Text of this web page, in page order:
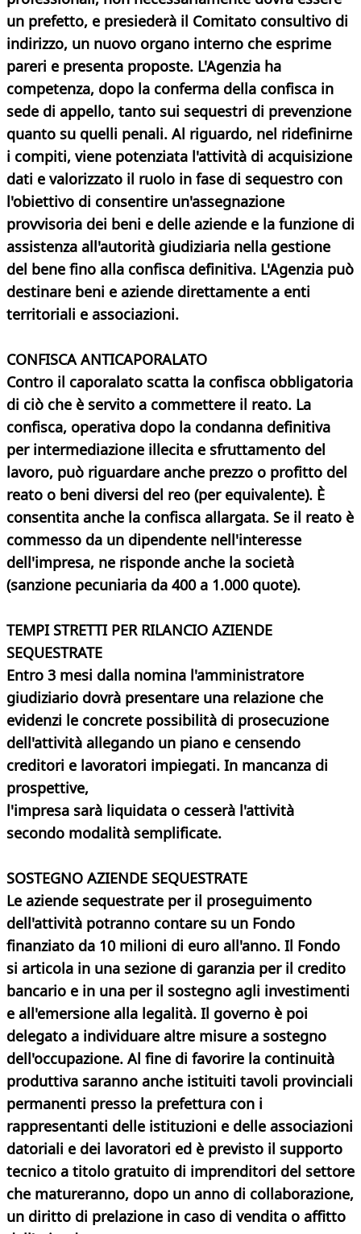
un prefetto, e presiederà il Comitato consultivo di
indirizzo, un nuovo organo interno che esprime
pareri e presenta proposte. L'Agenzia ha
competenza, dopo la conferma della confisca in
sede di appello, tanto sui sequestri di prevenzione
quanto su quelli penali. Al riguardo, nel ridefinirne
i compiti, viene potenziata l'attività di acquisizione
dati e valorizzato il ruolo in fase di sequestro con
l'obiettivo di consentire un'assegnazione
provvisoria dei beni e delle aziende e la funzione di
assistenza all'autorità giudiziaria nella gestione
del bene fino alla confisca definitiva. L'Agenzia può
destinare beni e aziende direttamente a enti
territoriali e associazioni.
CONFISCA ANTICAPORALATO
Contro il caporalato scatta la confisca obbligatoria
di ciò che è servito a commettere il reato. La
confisca, operativa dopo la condanna definitiva
per intermediazione illecita e sfruttamento del
lavoro, può riguardare anche prezzo o profitto del
reato o beni diversi del reo (per equivalente). È
consentita anche la confisca allargata. Se il reato è
commesso da un dipendente nell'interesse
dell'impresa, ne risponde anche la società
(sanzione pecuniaria da 400 a 1.000 quote).
TEMPI STRETTI PER RILANCIO AZIENDE
SEQUESTRATE
Entro 3 mesi dalla nomina l'amministratore
giudiziario dovrà presentare una relazione che
evidenzi le concrete possibilità di prosecuzione
dell'attività allegando un piano e censendo
creditori e lavoratori impiegati. In mancanza di
prospettive,
l'impresa sarà liquidata o cesserà l'attività
secondo modalità semplificate.
SOSTEGNO AZIENDE SEQUESTRATE
Le aziende sequestrate per il proseguimento
dell'attività potranno contare su un Fondo
finanziato da 10 milioni di euro all'anno. Il Fondo
si articola in una sezione di garanzia per il credito
bancario e in una per il sostegno agli investimenti
e all'emersione alla legalità. Il governo è poi
delegato a individuare altre misure a sostegno
dell'occupazione. Al fine di favorire la continuità
produttiva saranno anche istituiti tavoli provinciali
permanenti presso la prefettura con i
rappresentanti delle istituzioni e delle associazioni
datoriali e dei lavoratori ed è previsto il supporto
tecnico a titolo gratuito di imprenditori del settore
che matureranno, dopo un anno di collaborazione,
un diritto di prelazione in caso di vendita o affitto